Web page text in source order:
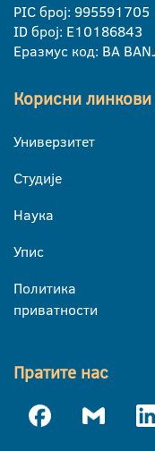
PIC број: 995591705
ID број: E10186843
Еразмус код: BA
Корисни линкови
Универзитет
Студије
Наука
Упис
Политика
приватности
Пратите нас